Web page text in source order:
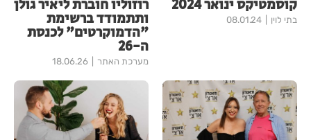
קוסמטיקס ינואר 2024
בתי לוין 08.01.24
רוזוליו חוברת ליאיר גולן
ותתמודד ברשימת
"הדמוקרטים" לכנסת
ה-26
מערכת האתר 18.06.26